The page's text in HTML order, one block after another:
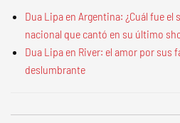
Dua Lipa en Argentina: ¿Cuál fue
nacional que cantó en su último
Dua Lipa en River: el amor por sus
deslumbrante